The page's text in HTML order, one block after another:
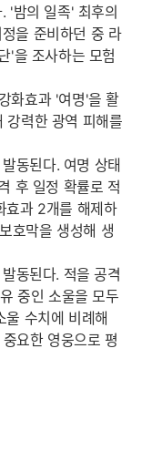
'밤의 일족' 최후의
을 준비하던 중 라
'을 조사하는 모험
화효과 '여명'을 활
강력한 광역 피해를
동된다. 여명 상태
후 일정 확률로 적
효과 2개를 해제하
호막을 생성해 생
동된다. 적을 공격
중인 소울을 모두
수치에 비례해
요한 영웅으로 평